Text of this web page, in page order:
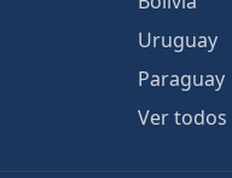
Uruguay
Paraguay
Ver todos